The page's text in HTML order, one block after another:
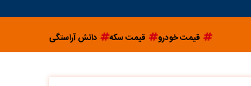
قیمت خودرو قیمت سکه دانش آراستگی